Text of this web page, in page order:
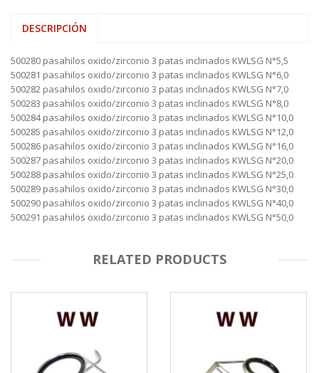
DESCRIPCIÓN
500280 pasahilos oxido/zirconio 3 patas inclinados KWLSG N°5,5
500281 pasahilos oxido/zirconio 3 patas inclinados KWLSG N°6,0
500282 pasahilos oxido/zirconio 3 patas inclinados KWLSG N°7,0
500283 pasahilos oxido/zirconio 3 patas inclinados KWLSG N°8,0
500284 pasahilos oxido/zirconio 3 patas inclinados KWLSG N°10,0
500285 pasahilos oxido/zirconio 3 patas inclinados KWLSG N°12,0
500286 pasahilos oxido/zirconio 3 patas inclinados KWLSG N°16,0
500287 pasahilos oxido/zirconio 3 patas inclinados KWLSG N°20,0
500288 pasahilos oxido/zirconio 3 patas inclinados KWLSG N°25,0
500289 pasahilos oxido/zirconio 3 patas inclinados KWLSG N°30,0
500290 pasahilos oxido/zirconio 3 patas inclinados KWLSG N°40,0
500291 pasahilos oxido/zirconio 3 patas inclinados KWLSG N°50,0
RELATED PRODUCTS